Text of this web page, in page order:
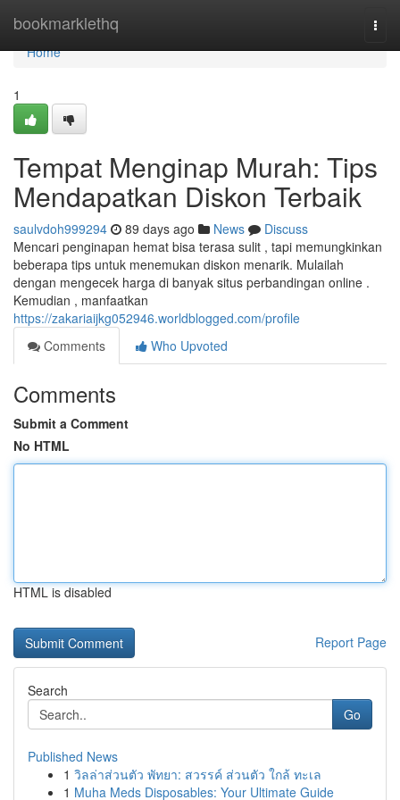
bookmarklethq
Home
Home
1
Tempat Menginap Murah: Tips
Mendapatkan Diskon Terbaik
saulvdoh999294 89 days ago News
Discuss
Mencari penginapan hemat bisa terasa sulit , tapi memungkinkan
beberapa tips untuk menemukan diskon menarik. Mulailah
dengan mengecek harga di banyak situs perbandingan online .
Kemudian , manfaatkan
https://zakariaijkg052946.worldblogged.com/profile
Comments
Who Upvoted
Comments
Submit a Comment
No HTML
HTML is disabled
Report Page
Search
Go
Published News
1 วิลล่าส่วนตัว พัทยา: สวรรค์ ส่วนตัว ใกล้ ทะเล
1 Muha Meds Disposables: Your Ultimate Guide